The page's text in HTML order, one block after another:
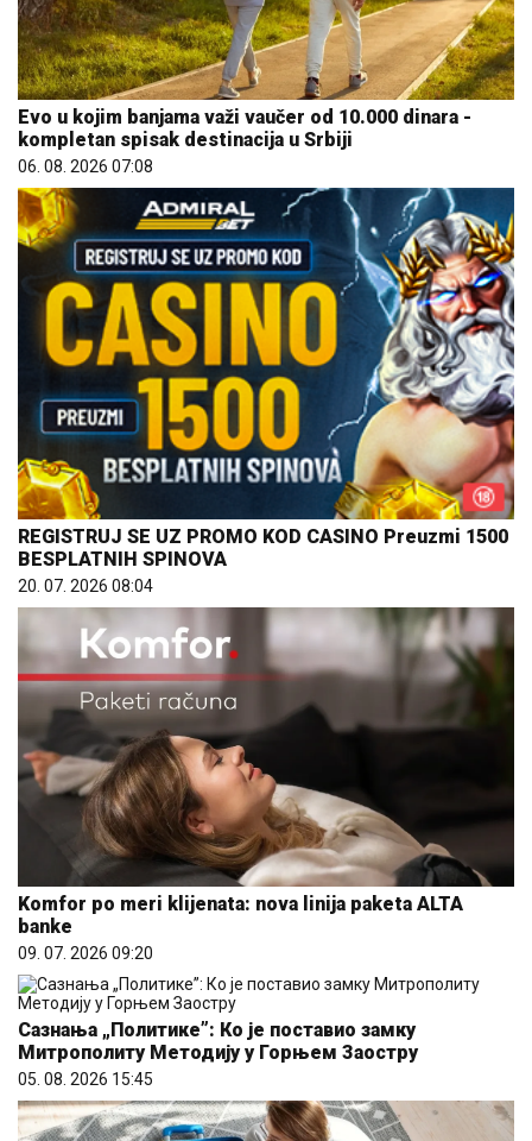
Evo u kojim banjama važi vaučer od 10.000 dinara -
kompletan spisak destinacija u Srbiji
06. 08. 2026 07:08
REGISTRUJ SE UZ PROMO KOD CASINO Preuzmi 1500
BESPLATNIH SPINOVA
20. 07. 2026 08:04
Komfor po meri klijenata: nova linija paketa ALTA
banke
09. 07. 2026 09:20
Сазнања „Политике”: Ко је поставио замку
Митрополиту Методију у Горњем Заостру
05. 08. 2026 15:45